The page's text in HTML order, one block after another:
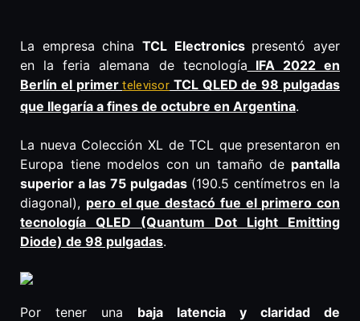
La empresa china TCL Electronics presentó ayer
en la feria alemana de tecnología IFA 2022 en
Berlín el primertelevisor TCL QLED de 98 pulgadas
que llegaría a fines de octubre en Argentina.
La nueva Colección XL de TCL que presentaron en
Europa tiene modelos con un tamaño de pantalla
superior a las 75 pulgadas(190.5 centímetros en la
diagonal), pero el que destacó fue el primero con
tecnología QLED (Quantum Dot Light Emitting
Diode) de 98 pulgadas.
Por tener una baja latencia y claridad de